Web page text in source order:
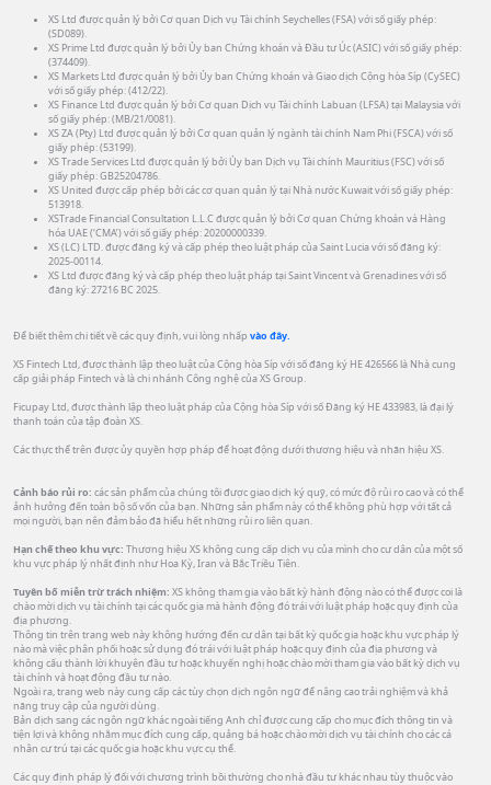
XS Ltd được quản lý bởi Cơ quan Dịch vụ Tài chính Seychelles (FSA) với số giấy phép:
(SD089).
XS Prime Ltd được quản lý bởi Ủy ban Chứng khoán và Đầu tư Úc (ASIC) với số giấy phép:
(374409).
XS Markets Ltd được quản lý bởi Ủy ban Chứng khoán và Giao dịch Cộng hòa Síp (CySEC)
với số giấy phép: (412/22).
XS Finance Ltd được quản lý bởi Cơ quan Dịch vụ Tài chính Labuan (LFSA) tại Malaysia với
số giấy phép: (MB/21/0081).
XS ZA (Pty) Ltd được quản lý bởi Cơ quan quản lý ngành tài chính Nam Phi (FSCA) với số
giấy phép: (53199).
XS Trade Services Ltd được quản lý bởi Ủy ban Dịch vụ Tài chính Mauritius (FSC) với số
giấy phép: GB25204786.
XS United được cấp phép bởi các cơ quan quản lý tại Nhà nước Kuwait với số giấy phép:
513918.
XSTrade Financial Consultation L.L.C được quản lý bởi Cơ quan Chứng khoán và Hàng
hóa UAE (‘CMA’) với số giấy phép: 20200000339.
XS (LC) LTD. được đăng ký và cấp phép theo luật pháp của Saint Lucia với số đăng ký:
2025-00114.
XS Ltd được đăng ký và cấp phép theo luật pháp tại Saint Vincent và Grenadines với số
đăng ký: 27216 BC 2025.
Để biết thêm chi tiết về các quy định, vui lòng nhấp vào đây.
XS Fintech Ltd, được thành lập theo luật của Cộng hòa Síp với số đăng ký HE 426566 là Nhà cung
cấp giải pháp Fintech và là chi nhánh Công nghệ của XS Group.
Ficupay Ltd, được thành lập theo luật pháp của Cộng hòa Síp với số Đăng ký HE 433983, là đại lý
thanh toán của tập đoàn XS.
Các thực thể trên được ủy quyền hợp pháp để hoạt động dưới thương hiệu và nhãn hiệu XS.
Cảnh báo rủi ro: các sản phẩm của chúng tôi được giao dịch ký quỹ, có mức độ rủi ro cao và có thể
ảnh hưởng đến toàn bộ số vốn của bạn. Những sản phẩm này có thể không phù hợp với tất cả
mọi người, bạn nên đảm bảo đã hiểu hết những rủi ro liên quan.
Hạn chế theo khu vực: Thương hiệu XS không cung cấp dịch vụ của mình cho cư dân của một số
khu vực pháp lý nhất định như Hoa Kỳ, Iran và Bắc Triều Tiên.
Tuyên bố miễn trừ trách nhiệm: XS không tham gia vào bất kỳ hành động nào có thể được coi là
chào mời dịch vụ tài chính tại các quốc gia mà hành động đó trái với luật pháp hoặc quy định của
địa phương.
Thông tin trên trang web này không hướng đến cư dân tại bất kỳ quốc gia hoặc khu vực pháp lý
nào mà việc phân phối hoặc sử dụng đó trái với luật pháp hoặc quy định của địa phương và
không cấu thành lời khuyên đầu tư hoặc khuyến nghị hoặc chào mời tham gia vào bất kỳ dịch vụ
tài chính và hoạt động đầu tư nào.
Ngoài ra, trang web này cung cấp các tùy chọn dịch ngôn ngữ để nâng cao trải nghiệm và khả
năng truy cập của người dùng.
Bản dịch sang các ngôn ngữ khác ngoài tiếng Anh chỉ được cung cấp cho mục đích thông tin và
tiện lợi và không nhằm mục đích cung cấp, quảng bá hoặc chào mời dịch vụ tài chính cho các cá
nhân cư trú tại các quốc gia hoặc khu vực cụ thể.
Các quy định pháp lý đối với chương trình bồi thường cho nhà đầu tư khác nhau tùy thuộc vào